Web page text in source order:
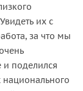
их с
за что мы
и поделился
национального